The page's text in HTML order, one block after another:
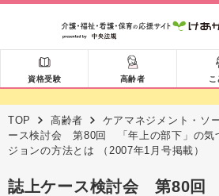
資格受験 高齢者 こ
TOP 高齢者 ケアマネジメント・ソ
ース検討会 第80回 「年上の部下」の気
ジョンの方法とは （2007年1月号掲載）
誌上ケース検討会 第80回